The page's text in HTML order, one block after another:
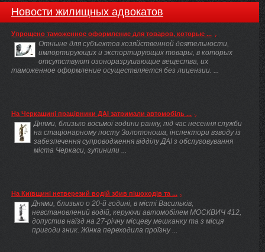
Новости жилищных адвокатов
Упрощено таможенное оформление для товаров, которые ...
Отныне для субъектов хозяйственной деятельности,
импортирующих и экспортирующих товары, в которых
отсутствуют озоноразрушающие вещества, их
таможенное оформление осуществляется без лицензии. ...
На Черкащині працівники ДАІ затримали автомобіль ...
Днями, близько восьмої години ранку, під час несення служби
на стаціонарному посту Золотоноша, інспектори взводу із
забезпечення супроводження відділу ДАІ з обслуговування
міста Черкаси, зупинили ...
На Київщині нетверезий водій збив пішоходів та ...
Днями, близько о 20-й годині, в місті Васильків,
невстановлений водій, керуючи автомобілем МОСКВИЧ 412,
допустив наїзд на 27-річну місцеву мешканку та з місця
пригоди зник. Жінка переходила проїзну ...